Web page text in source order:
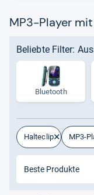
MP3-Player
Beliebte Filter:
Bluetooth
Halteclip MP3-